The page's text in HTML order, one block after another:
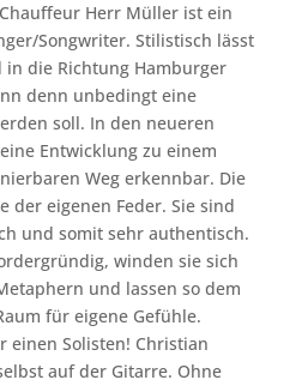
Herr Müller ist ein
Songwriter. Stilistisch lässt
die Richtung Hamburger
denn unbedingt eine
soll. In den neueren
Entwicklung zu einem
Weg erkennbar. Die
der eigenen Feder. Sie sind
und somit sehr authentisch.
winden sie sich
und lassen so dem
für eigene Gefühle.
einen Solisten! Christian
auf der Gitarre. Ohne